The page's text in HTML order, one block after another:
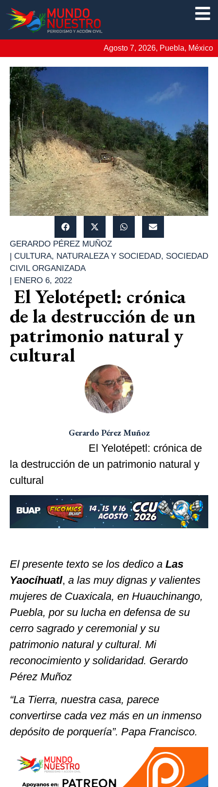
Agosto 7, 2026, Puebla, México
GERARDO PÉREZ MUÑOZ
| CULTURA, NATURALEZA Y SOCIEDAD, SOCIEDAD
CIVIL ORGANIZADA
| ENERO 6, 2022
El Yelotépetl: crónica
de la destrucción de un
patrimonio natural y
cultural
Gerardo Pérez Muñoz
El Yelotépetl: crónica de
la destrucción de un patrimonio natural y
cultural
El presente texto se los dedico a Las
Yaocíhuatl, a las muy dignas y valientes
mujeres de Cuaxicala, en Huauchinango,
Puebla, por su lucha en defensa de su
cerro sagrado y ceremonial y su
patrimonio natural y cultural. Mi
reconocimiento y solidaridad. Gerardo
Pérez Muñoz
“La Tierra, nuestra casa, parece
convertirse cada vez más en un inmenso
depósito de porquería”. Papa Francisco.